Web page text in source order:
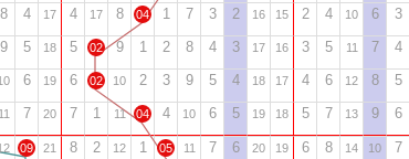
8 4 17 4 17 8 04 1 7 3 2 16 15 2 4 10 6 3
9 5 18 5 02 9 1 2 8 4 3 17 16 3 5 11 7 4
6 19 6 02 10 2 3 9 5 4 18 17 4 6 12 8 5
11 7 20 7 1 11 04 4 10 6 5 19 18 5 7 13 9 6
09 21 8 2 12 1 05 11 7 6 20 19 6 8 14 10 7